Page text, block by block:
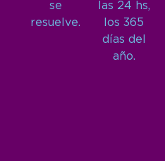
se
resuelve.
las 24 hs,
los 365
días del
año.